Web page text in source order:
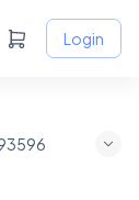
Login